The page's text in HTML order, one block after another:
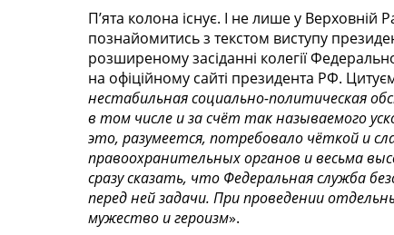
П’ята колона існує. І не лише у
познайомитись з текстом виступу
розширеному засіданні колегії
на офіційному сайті президента РФ.
нестабильная социально-политическая
в том числе и за счёт так называемого
это, разумеется, потребовало чёткой и
правоохранительных органов и весьма
сразу сказать, что Федеральная служба
перед ней задачи. При проведении
мужество и героизм».